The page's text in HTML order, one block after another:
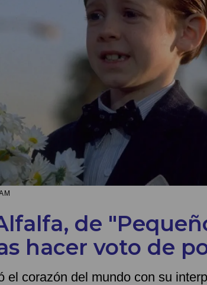
de
hacer voto de
el corazón del mundo con su